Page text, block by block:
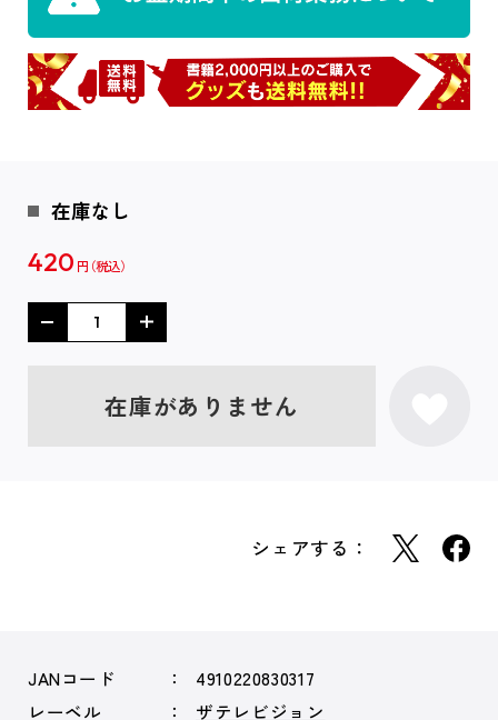
在庫なし
420 円
在庫がありません
シェアする：
JANコード
4910220830317
レーベル
ザテレビジョン